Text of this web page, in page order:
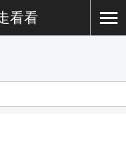
看看